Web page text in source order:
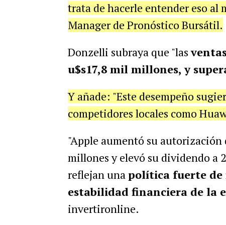
trata de hacerle entender eso al
Manager de Pronóstico Bursátil.
Donzelli subraya que "las
u$s17,8 mil millones, y
Y añade: "Este desempeño
competidores locales como
"Apple aumentó su autorización
millones y elevó su dividendo a
reflejan unapolítica fuerte
estabilidad financiera de la
invertironline.